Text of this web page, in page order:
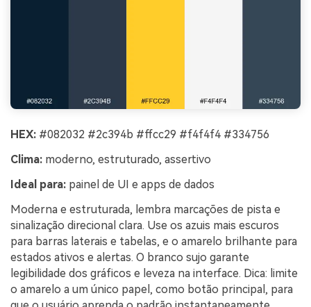
HEX: #082032 #2c394b #ffcc29 #f4f4f4 #334756
Clima: moderno, estruturado, assertivo
Ideal para: painel de UI e apps de dados
Moderna e estruturada, lembra marcações de pista e
sinalização direcional clara. Use os azuis mais escuros
para barras laterais e tabelas, e o amarelo brilhante para
estados ativos e alertas. O branco sujo garante
legibilidade dos gráficos e leveza na interface. Dica: limite
o amarelo a um único papel, como botão principal, para